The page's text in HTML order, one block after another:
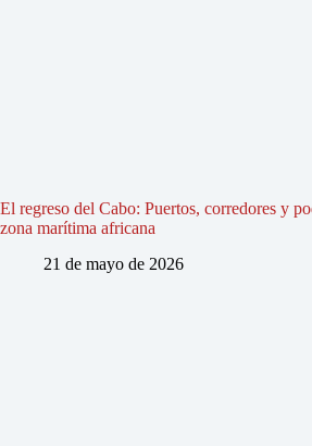
El regreso del Cabo: Puertos, corredores y
zona marítima africana
21 de mayo de 2026